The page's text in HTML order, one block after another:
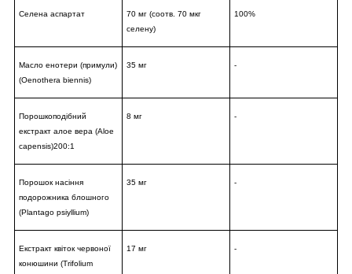
Селена аспартат
70 мг (соотв. 70 мкг
селену)
100%
Масло енотери (примули)
(Oenothera biennis)
35 мг -
Порошкоподібний
екстракт алое вера (Aloe
capensis)200:1
8 мг -
Порошок насіння
подорожника блошного
(Plantago psiyllium)
35 мг -
Екстракт квіток червоної
конюшини (Trifolium
17 мг -